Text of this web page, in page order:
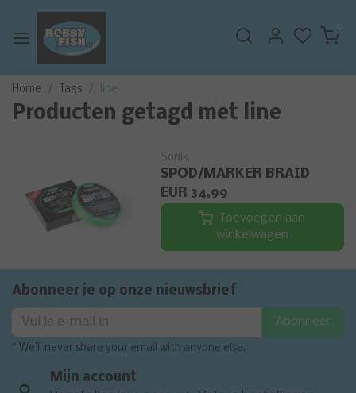
0
Home Tags line
Producten getagd met line
Sonik
SPOD/MARKER BRAID
EUR 34,99
Toevoegen aan
winkelwagen
Abonneer je op onze nieuwsbrief
Abonneer
* We'll never share your email with anyone else.
Mijn account